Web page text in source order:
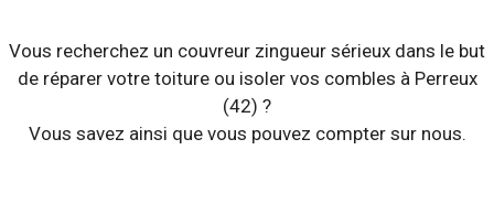
Vous recherchez un couvreur zingueur sérieux dans le but
de réparer votre toiture ou isoler vos combles à Perreux
(42) ?
Vous savez ainsi que vous pouvez compter sur nous.